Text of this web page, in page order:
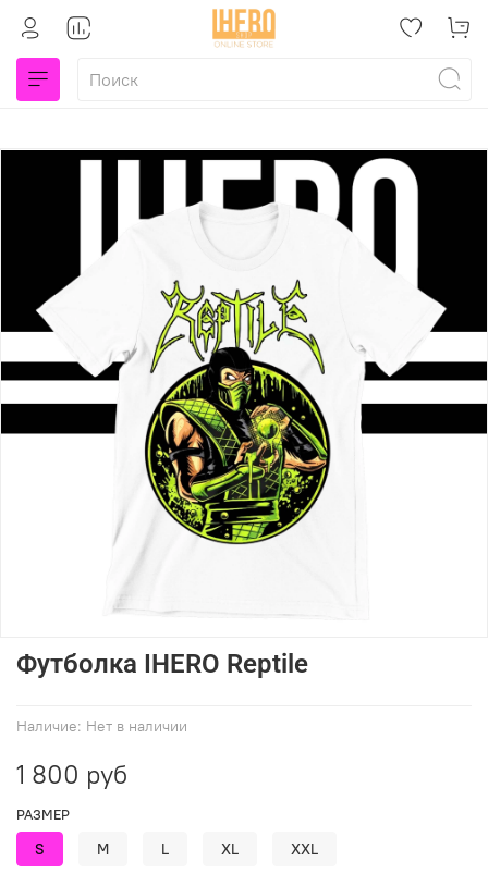
Наличие: Нет в наличии
Футболка IHERO Reptile
1 800 руб
РАЗМЕР
S M L XL XXL